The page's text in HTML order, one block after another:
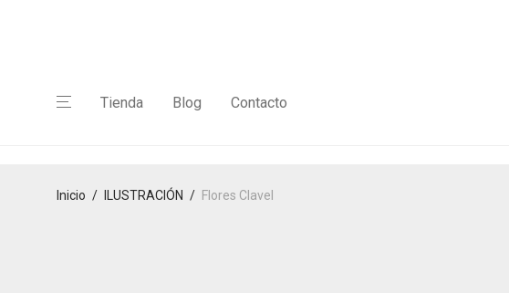
Tienda Blog Contacto
Inicio / ILUSTRACIÓN / Flores Clavel